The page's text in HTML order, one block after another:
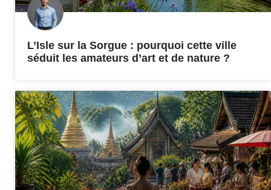
L’Isle sur la Sorgue : pourquoi cette ville
séduit les amateurs d’art et de nature ?